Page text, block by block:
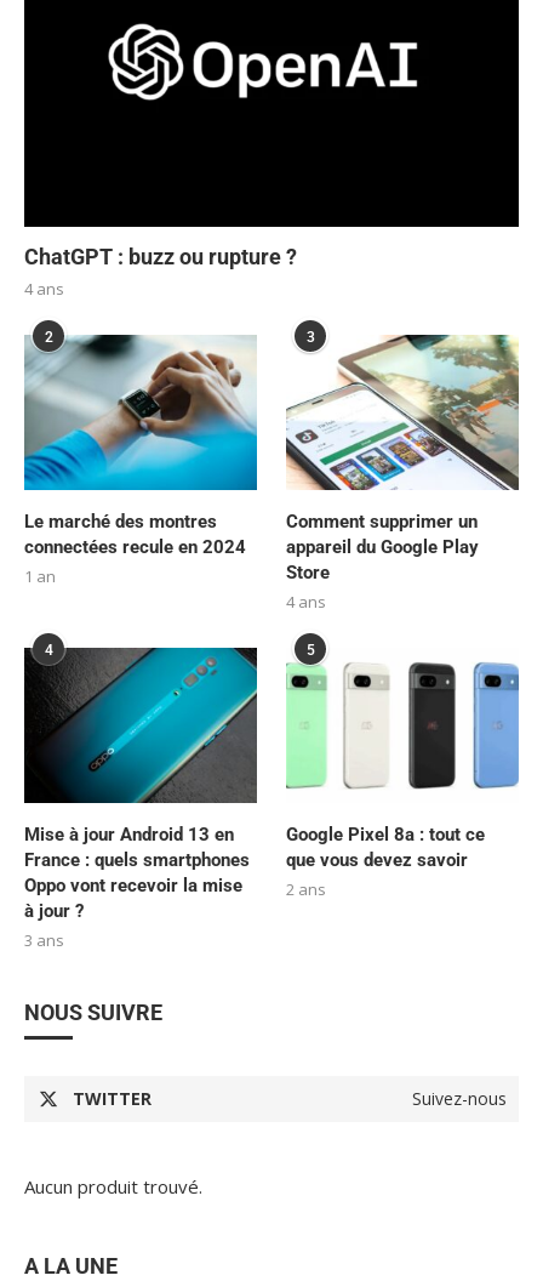
ChatGPT : buzz ou rupture ?
4 ans
2
Le marché des montres
connectées recule en 2024
1 an
3
Comment supprimer un
appareil du Google Play
Store
4 ans
4
Mise à jour Android 13 en
France : quels smartphones
Oppo vont recevoir la mise
à jour ?
3 ans
5
Google Pixel 8a : tout ce
que vous devez savoir
2 ans
NOUS SUIVRE
TWITTER Suivez-nous
Aucun produit trouvé.
A LA UNE